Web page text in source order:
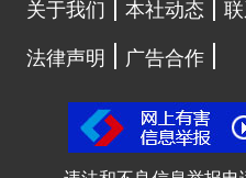
关于我们 本社动态
法律声明
广告合作